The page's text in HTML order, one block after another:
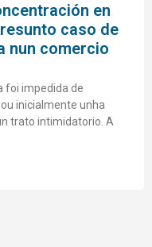
en
caso de
nun comercio
foi impedida de
inicialmente unha
trato intimidatorio. A